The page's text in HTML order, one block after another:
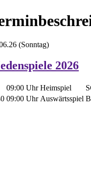
(Sonntag)
2026
09:00 Uhr Heimspiel
09:00 Uhr Auswärtsspiel